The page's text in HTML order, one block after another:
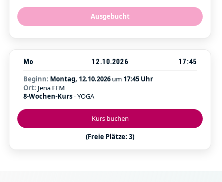
Ausgebucht
Kurs buchen
(Freie Plätze: 3)
Mo 12.10.2026
17:45
Beginn: Montag, 12.10.2026 um 17:45 Uhr
Ort: Jena FEM
8-Wochen-Kurs- YOGA